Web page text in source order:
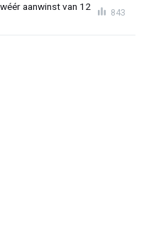
aanwinst van 12
843